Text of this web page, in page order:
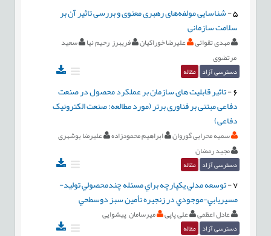
5
-شناسایی مولفه‌های رهبری معنوی و بررسی تاثیر آن بر
سلامت سازمانی
مهدی تقوائی علیرضا خوراکیان فریبرز رحیم نیا سعید
مرتضوی
دسترسی آزاد مقاله
6
-تاثیر قابلیت های سازمان بر عملکرد محصول در صنعت
دفاعی مبتنی بر فناوری برتر (مورد مطالعه: صنعت الکترونیک
دفاعی)
سمیه محرابی گوروان ابراهیم محمودزاده
علیرضا بوشهری
مجید رمضان
دسترسی آزاد مقاله
7
-توسعه مدلي يکپارچه براي مسئله چندمحصولي توليد-
مسيريابي-موجودي در زنجيره تأمين سبز دوسطحي
عادل اعظمی علی پاپی میرسامان پیشوایی
دسترسی آزاد مقاله